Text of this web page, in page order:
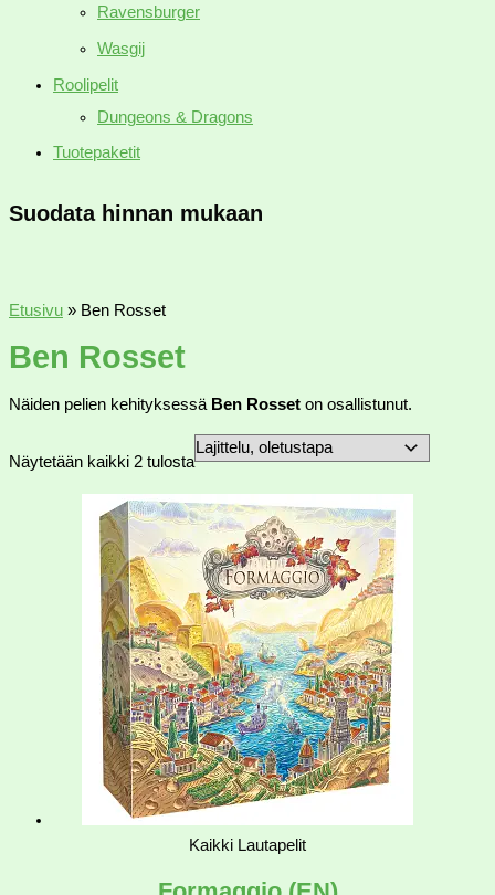
Ravensburger
Wasgij
Roolipelit
Dungeons & Dragons
Tuotepaketit
Suodata hinnan mukaan
Etusivu » Ben Rosset
Ben Rosset
Näiden pelien kehityksessä Ben Rosset on osallistunut.
Näytetään kaikki 2 tulosta
Kaikki Lautapelit